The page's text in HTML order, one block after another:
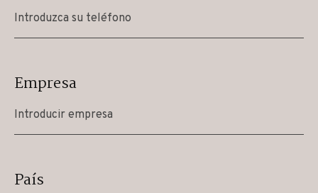
Empresa
País